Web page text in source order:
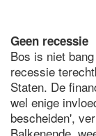
Geen recessie
Bos is niet
recessie
Staten. De
wel enige
bescheiden',